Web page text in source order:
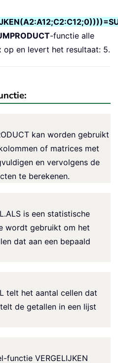
-functie alle
op en levert het resultaat: 5.
kan worden gebruikt
of matrices met
en vervolgens de
te berekenen.
is een statistische
wordt gebruikt om het
dat aan een bepaald
telt het aantal cellen dat
de getallen in een lijst
functie VERGELIJKEN